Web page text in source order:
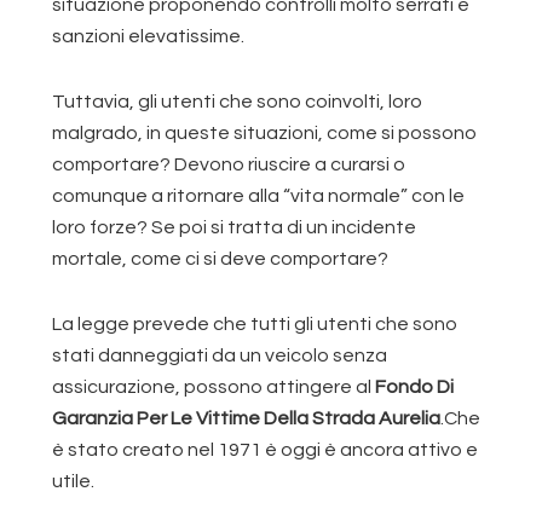
situazione proponendo controlli molto serrati e
sanzioni elevatissime.
Tuttavia, gli utenti che sono coinvolti, loro
malgrado, in queste situazioni, come si possono
comportare? Devono riuscire a curarsi o
comunque a ritornare alla “vita normale” con le
loro forze? Se poi si tratta di un incidente
mortale, come ci si deve comportare?
La legge prevede che tutti gli utenti che sono
stati danneggiati da un veicolo senza
assicurazione, possono attingere al Fondo Di
Garanzia Per Le Vittime Della Strada Aurelia.Che
è stato creato nel 1971 è oggi è ancora attivo e
utile.